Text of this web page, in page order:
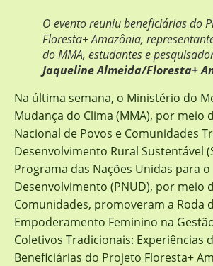
O evento reuniu beneficiárias do
Floresta+ Amazônia,
do MMA, estudantes e
Jaqueline Almeida/Floresta+
Na última semana, o Ministério do
Mudança do Clima (MMA), por meio
Nacional de Povos e Comunidades
Desenvolvimento Rural Sustentável
Programa das Nações Unidas para o
Desenvolvimento (PNUD), por meio
Comunidades, promoveram a Roda
Empoderamento Feminino na
Coletivos Tradicionais: Experiências
Beneficiárias do Projeto Floresta+